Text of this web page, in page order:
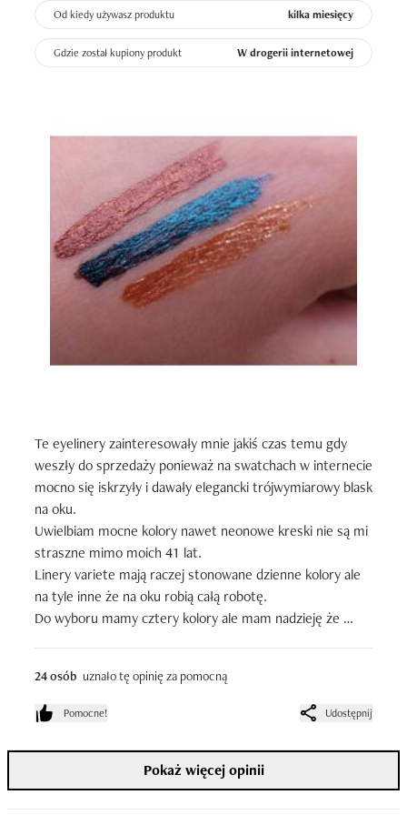
Od kiedy używasz produktu kilka miesięcy
Gdzie został kupiony produkt W drogerii internetowej
Te eyelinery zainteresowały mnie jakiś czas temu gdy
weszły do sprzedaży ponieważ na swatchach w internecie
mocno się iskrzyły i dawały elegancki trójwymiarowy blask
na oku.
Uwielbiam mocne kolory nawet neonowe kreski nie są mi
straszne mimo moich 41 lat.
Linery variete mają raczej stonowane dzienne kolory ale
na tyle inne że na oku robią całą robotę.
Do wyboru mamy cztery kolory ale mam nadzieję że
Nr2 Shiny Brown - ciemny brąz
Nr3 Chameleon- szmaragdowy
Nr4 Silver Dust- srebrny
Posiadam pierwsze trzy kolory, srebrnego nie kupiłam bo
nie korzystałabym z niego, nie moja bajka.
24 osób uznało tę opinię za pomocną
Pomocne! Udostępnij
Pokaż więcej opinii